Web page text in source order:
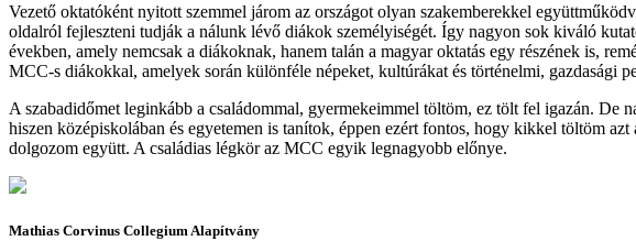
Vezető oktatóként nyitott szemmel járom az országot olyan szakemberekkel
oldalról fejleszteni tudják a nálunk lévő diákok személyiségét. Így nagyon sok kiváló
években, amely nemcsak a diákoknak, hanem talán a magyar oktatás egy részének is,
MCC-s diákokkal, amelyek során különféle népeket, kultúrákat és történelmi, gazdasági
A szabadidőmet leginkább a családommal, gyermekeimmel töltöm, ez tölt fel igazán. De
hiszen középiskolában és egyetemen is tanítok, éppen ezért fontos, hogy kikkel töltöm
dolgozom együtt. A családias légkör az MCC egyik legnagyobb előnye.
Mathias Corvinus Collegium Alapítvány